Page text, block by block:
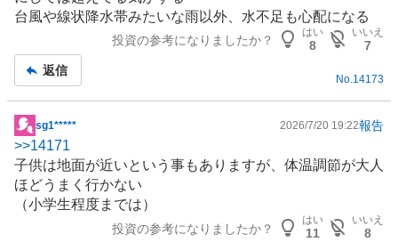
板
記
台風や線状降水帯みたいな雨以外、水不足も心配になる
投資の参考になりましたか？
はい
8
いいえ
7
返信
No.14173
掲
示
板
記
事
sg1***** 2026/7/20 19:22報告
>>14171
子供は地面が近いという事もありますが、体温調節が大人
ほどうまく行かない
（小学生程度までは）
投資の参考になりましたか？
はい
11
いいえ
8